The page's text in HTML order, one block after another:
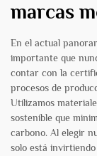
marcas
En el actual
importante que
contar con la
procesos de
Utilizamos
sostenible que
carbono. Al elegir
solo está